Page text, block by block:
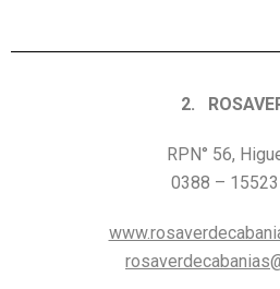
2.
RPN° 56,
0388 –